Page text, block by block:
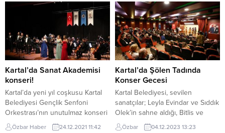
tezhip çalışması gibi ürünlerin
olacağı Hayır Çarşısı Gebze Hacı
Halil Mahallesi Yazı Caddesinde
faaliyete açıldı. Açılışa Gebze
Belediye Başkan Zinnur
Büyükgöz, İHH Gebze...
Uğur’un da aralarında bulunduğu
9 kişi tutuklandı. Soruşturma
kapsamında gözaltına alınan
şüpheliler, emniyetteki
işlemlerinin tamamlanmasının
ardından İstanbul Adliyesi’ne
sevk edildi. Savcılık sorgularının
ardından Oğuzhan Uğur ile
birlikte 9 şüpheli, “hizmet
nedeniyle güveni kötüye
kullanma”...
Kartal’da Sanat Akademisi
konseri!
Kartal’da yeni yıl coşkusu Kartal
Belediyesi Gençlik Senfoni
Orkestrası’nın unutulmaz konseri
ile doruğa çıktı. Kartal Belediyesi
Özbar Haber 24.12.2021 11:42
Kartal’da Şölen Tadında
Konser Gecesi
Kartal Belediyesi, sevilen
sanatçılar; Leyla Evindar ve Sıddık
Olek’in sahne aldığı, Bitlis ve
Diyarbakır yöresinin folklor
Özbar 04.12.2023 13:23